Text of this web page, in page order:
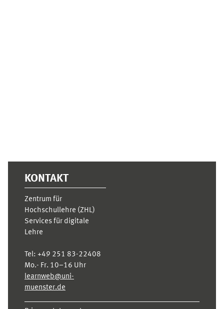
KONTAKT
Zentrum für
Hochschullehre (ZHL)
Services für digitale
Lehre
Tel: +49 251 83-22408
Mo.- Fr. 10–16 Uhr
learnweb@uni-
muenster.de